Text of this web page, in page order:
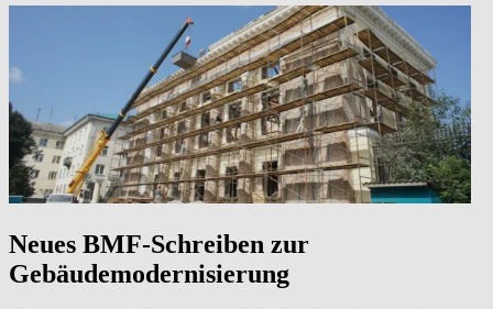
Neues BMF-Schreiben zur
Gebäudemodernisierung